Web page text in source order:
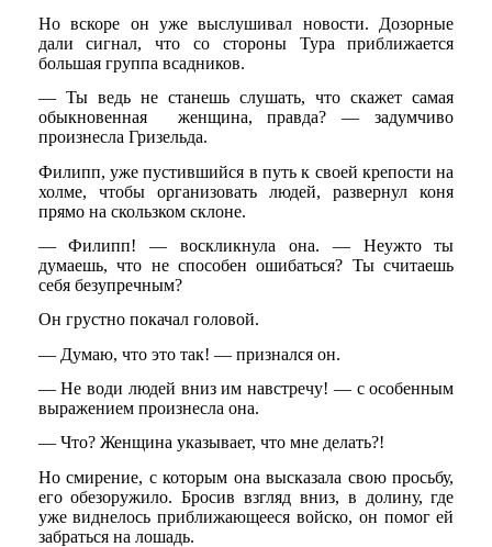
Но вскоре он уже выслушивал новости. Дозорные
дали сигнал, что со стороны Тура приближается
большая группа всадников.
— Ты ведь не станешь слушать, что скажет самая
обыкновенная женщина, правда? — задумчиво
произнесла Гризельда.
Филипп, уже пустившийся в путь к своей крепости на
холме, чтобы организовать людей, развернул коня
прямо на скользком склоне.
— Филипп! — воскликнула она. — Неужто ты
думаешь, что не способен ошибаться? Ты считаешь
себя безупречным?
Он грустно покачал головой.
— Думаю, что это так! — признался он.
— Не води людей вниз им навстречу! — с особенным
выражением произнесла она.
— Что? Женщина указывает, что мне делать?!
Но смирение, с которым она высказала свою просьбу,
его обезоружило. Бросив взгляд вниз, в долину, где
уже виднелось приближающееся войско, он помог ей
забраться на лошадь.